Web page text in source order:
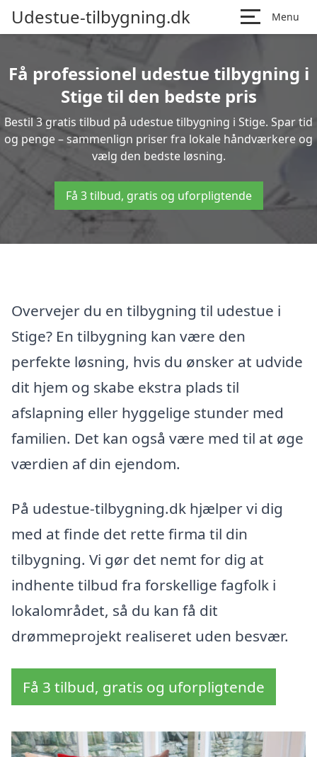
Udestue-tilbygning.dk Menu
Få professionel udestue tilbygning i
Stige til den bedste pris
Bestil 3 gratis tilbud på udestue tilbygning i Stige. Spar tid
og penge – sammenlign priser fra lokale håndværkere og
vælg den bedste løsning.
Få 3 tilbud, gratis og uforpligtende
Overvejer du en tilbygning til udestue i
Stige? En tilbygning kan være den
perfekte løsning, hvis du ønsker at udvide
dit hjem og skabe ekstra plads til
afslapning eller hyggelige stunder med
familien. Det kan også være med til at øge
værdien af din ejendom.
På udestue-tilbygning.dk hjælper vi dig
med at finde det rette firma til din
tilbygning. Vi gør det nemt for dig at
indhente tilbud fra forskellige fagfolk i
lokalområdet, så du kan få dit
drømmeprojekt realiseret uden besvær.
Få 3 tilbud, gratis og uforpligtende